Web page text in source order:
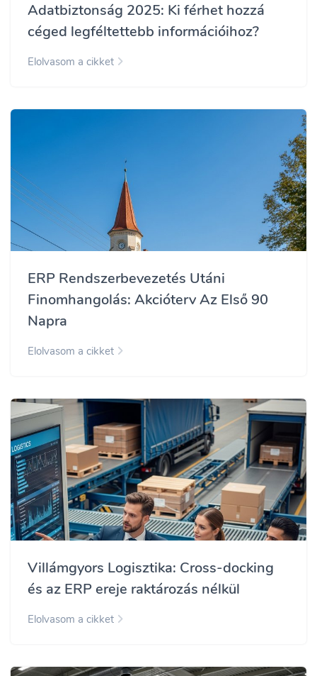
Adatbiztonság 2025: Ki férhet hozzá
céged legféltettebb információihoz?
Elolvasom a cikket
ERP Rendszerbevezetés Utáni
Finomhangolás: Akcióterv Az Első 90
Napra
Elolvasom a cikket
Villámgyors Logisztika: Cross-docking
és az ERP ereje raktározás nélkül
Elolvasom a cikket